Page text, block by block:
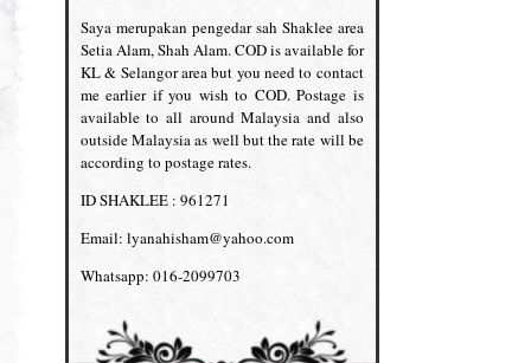
Saya merupakan pengedar sah Shaklee area
Setia Alam, Shah Alam. COD is available for
KL & Selangor area but you need to contact
me earlier if you wish to COD. Postage is
available to all around Malaysia and also
outside Malaysia as well but the rate will be
according to postage rates.
ID SHAKLEE : 961271
Email: lyanahisham@yahoo.com
Whatsapp: 016-2099703